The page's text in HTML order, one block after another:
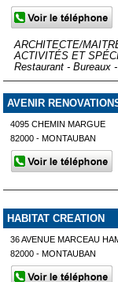
ARCHITECTE/
ACTIVITÉS ET
Restaurant - Bureaux
AVENIR
4095 CHEMIN MARGUE
82000 - MONTAUBAN
HABITAT CREATION
36 AVENUE MARCEAU
82000 - MONTAUBAN